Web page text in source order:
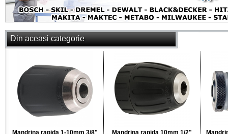
Din aceasi categorie
Mandrina rapida 1-10mm 3/8"
Mandrina rapida 10mm 1/2"